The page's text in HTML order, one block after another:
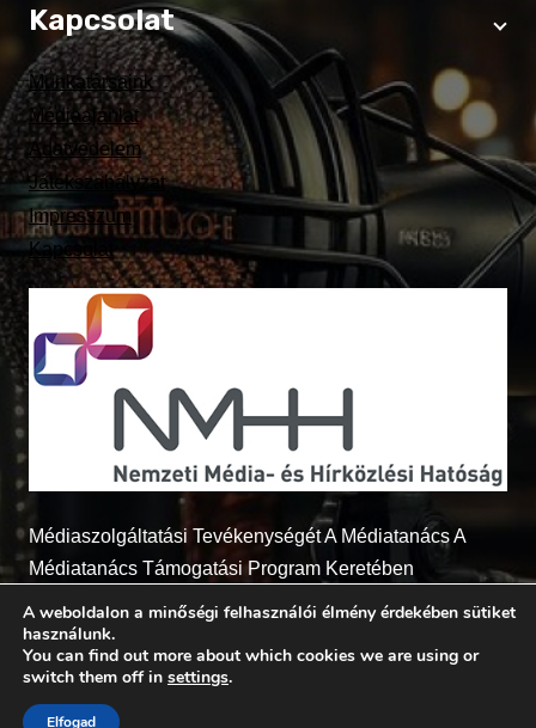
Kapcsolat
Munkatársaink
Médiaajánlat
Adatvédelem
Játékszabályzat
Impresszum
Kapcsolat
Médiaszolgáltatási Tevékenységét A Médiatanács A
Médiatanács Támogatási Program Keretében
© 2026 - Radio7.hu Minden jog fenntartva
A weboldalon a minőségi felhasználói élmény érdekében sütiket
használunk.
You can find out more about which cookies we are using or
switch them off in settings.
Elfogad